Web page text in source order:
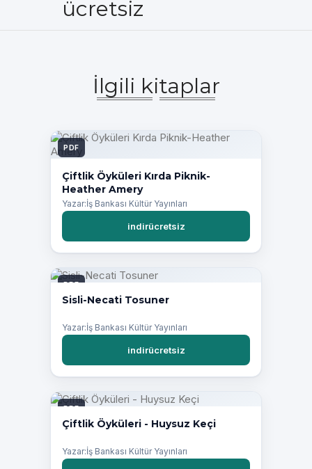
ücretsiz
İlgili kitaplar
PDF
Çiftlik Öyküleri Kırda Piknik-
Heather Amery
Yazar:İş Bankası Kültür Yayınları
indirücretsiz
PDF
Sisli-Necati Tosuner
Yazar:İş Bankası Kültür Yayınları
indirücretsiz
PDF
Çiftlik Öyküleri - Huysuz Keçi
Yazar:İş Bankası Kültür Yayınları